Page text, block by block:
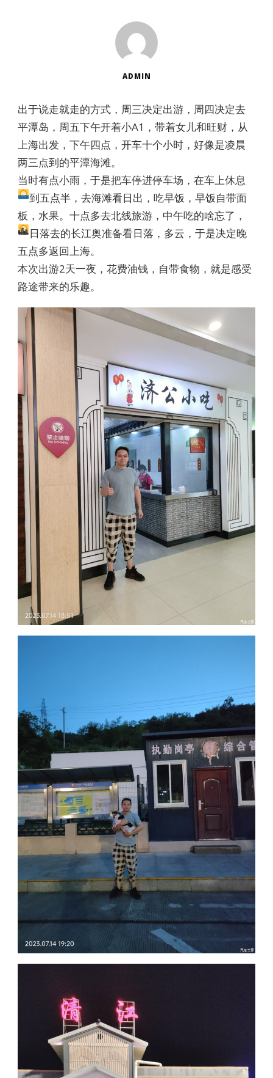
ADMIN
出于说走就走的方式，周三决定出游，周四决定去
平潭岛，周五下午开着小A1，带着女儿和旺财，从
上海出发，下午四点，开车十个小时，好像是凌晨
两三点到的平潭海滩。
当时有点小雨，于是把车停进停车场，在车上休息
到五点半，去海滩看日出 ，吃早饭，早饭自带面
板，水果。十点多去北线旅游，中午吃的啥忘了，
日落去的长江奥准备看日落，多云，于是决定晚
五点多返回上海。
本次出游2天一夜，花费油钱，自带食物，就是感受
路途带来的乐趣。